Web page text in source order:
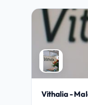
Vithalia -